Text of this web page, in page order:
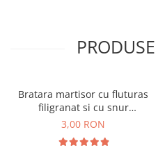
Bratara martisor cu fluturas
filigranat si cu snur
ajustabil rosu
3,00 RON